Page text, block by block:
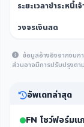
ระยะเวลาชำระหนี้เ
วงจรเงินสด
ข้อมูลอ้างอิงจากงบก
ส่วนอาจมีการปรับปรุงต
อัพเดทล่าสุด
FN โชว์ฟอร์มแ